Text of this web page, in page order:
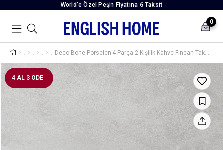
World’e Özel Peşin Fiyatına 6 Taksit
0
Deco Bone Porselen 4 Parça 2 Kişilik Kahve Fincan Takımı 90 ml Siyah
4 AL 3 ÖDE